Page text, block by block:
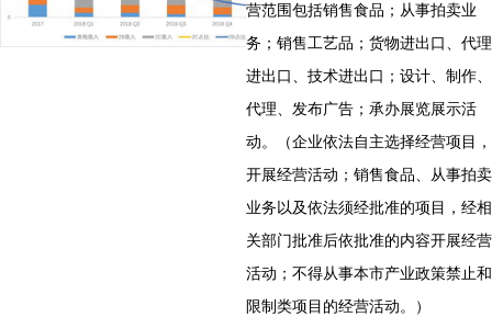
营范围包括销售食品；从事拍卖业
务；销售工艺品；货物进出口、代理
进出口、技术进出口；设计、制作、
代理、发布广告；承办展览展示活
动。（企业依法自主选择经营项目，
开展经营活动；销售食品、从事拍卖
业务以及依法须经批准的项目，经相
关部门批准后依批准的内容开展经营
活动；不得从事本市产业政策禁止和
限制类项目的经营活动。）